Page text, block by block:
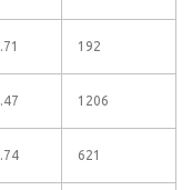
192
1206
621